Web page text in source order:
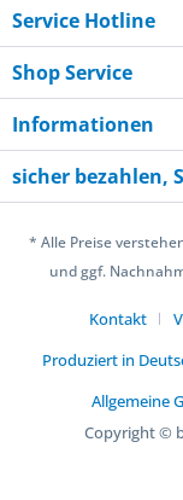
Service Hotline
Shop Service
Informationen
sicher bezahlen,
* Alle Preise
und ggf.
Kontakt
Produziert in
Allgemeine
Copyright ©